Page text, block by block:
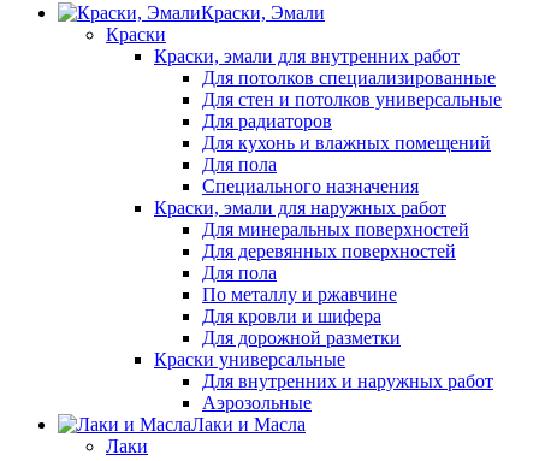
Краски, Эмали
Краски
Краски, эмали для внутренних работ
Для потолков специализированные
Для стен и потолков универсальные
Для радиаторов
Для кухонь и влажных помещений
Для пола
Специального назначения
Краски, эмали для наружных работ
Для минеральных поверхностей
Для деревянных поверхностей
Для пола
По металлу и ржавчине
Для кровли и шифера
Для дорожной разметки
Краски универсальные
Для внутренних и наружных работ
Аэрозольные
Лаки и Масла
Лаки